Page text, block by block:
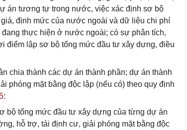
án tương tự trong nước, việc xác định sơ bộ
định mức của nước ngoài và dữ liệu chi phí
thực hiện ở nước ngoài; có sự phân tích,
điểm lập sơ bộ tổng mức đầu tư xây dựng, điều
chia thành các dự án thành phần; dự án thành
phóng mặt bằng độc lập (nếu có) theo quy định
:
bộ tổng mức đầu tư xây dựng của từng dự án
hỗ trợ, tái định cư, giải phóng mặt bằng độc